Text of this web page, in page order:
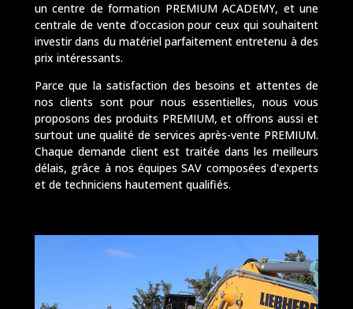
un centre de formation PREMIUM ACADEMY, et une
centrale de vente d’occasion pour ceux qui souhaitent
investir dans du matériel parfaitement entretenu à des
prix intéressants.
Parce que la satisfaction des besoins et attentes de
nos clients sont pour nous essentielles, nous vous
proposons des produits PREMIUM, et offrons aussi et
surtout une qualité de services après-vente PREMIUM.
Chaque demande client est traitée dans les meilleurs
délais, grâce à nos équipes SAV composées d'experts
et de techniciens hautement qualifiés.